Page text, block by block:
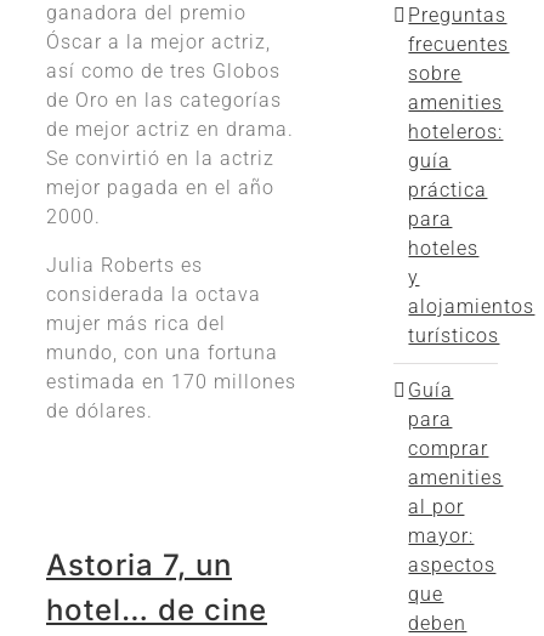
ganadora del premio
Óscar a la mejor actriz, ​
así como de tres Globos
de Oro en las categorías
de mejor actriz en drama.
Se convirtió en la actriz
mejor pagada en el año
2000.
Julia Roberts es
considerada la octava
mujer más rica del
mundo, con una fortuna
estimada en 170 millones
de dólares.
Astoria 7, un
hotel… de cine
Preguntas
frecuentes
sobre
amenities
hoteleros:
guía
práctica
para
hoteles
y
alojamientos
turísticos
Guía
para
comprar
amenities
al por
mayor:
aspectos
que
deben